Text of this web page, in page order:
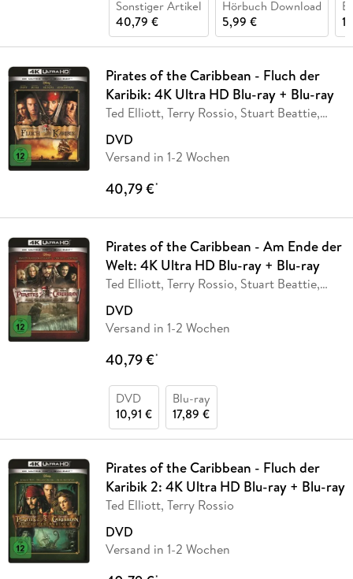
Sonstiger Artikel
40,79 €
Hörbuch Download
5,99 €
Pirates of the Caribbean - Fluch der
Karibik: 4K Ultra HD Blu-ray + Blu-ray
Ted Elliott, Terry Rossio, Stuart Beattie,
DVD
Versand in 1-2 Wochen
40,79 €*
Pirates of the Caribbean - Am Ende der
Welt: 4K Ultra HD Blu-ray + Blu-ray
Ted Elliott, Terry Rossio, Stuart Beattie,
DVD
Versand in 1-2 Wochen
40,79 €*
DVD
10,91 €
Blu-ray
17,89 €
Pirates of the Caribbean - Fluch der
Karibik 2: 4K Ultra HD Blu-ray + Blu-ray
Ted Elliott, Terry Rossio
DVD
Versand in 1-2 Wochen